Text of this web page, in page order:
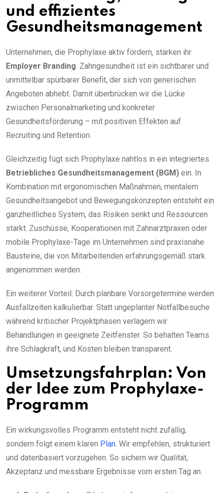
und effizientes
Gesundheitsmanagement
Unternehmen, die Prophylaxe aktiv fördern, stärken ihr
Employer Branding. Zahngesundheit ist ein sichtbarer und
unmittelbar spürbarer Benefit, der sich von generischen
Angeboten abhebt. Damit überbrücken wir die Lücke
zwischen Personalmarketing und konkreter
Gesundheitsförderung – mit positiven Effekten auf
Recruiting und Retention.
Gleichzeitig fügt sich Prophylaxe nahtlos in ein integriertes
Betriebliches Gesundheitsmanagement (BGM) ein. In
Kombination mit ergonomischen Maßnahmen, mentalem
Gesundheitsangebot und Bewegungskonzepten entsteht ein
ganzheitliches System, das Risiken senkt und Ressourcen
stärkt. Zuschüsse, Kooperationen mit Zahnarztpraxen oder
mobile Prophylaxe-Tage im Unternehmen sind praxisnahe
Bausteine, die von Mitarbeitenden erfahrungsgemäß stark
angenommen werden.
Ein weiterer Vorteil: Durch planbare Vorsorgetermine werden
Ausfallzeiten kalkulierbar. Statt ungeplanter Notfallbesuche
während kritischer Projektphasen verlagern wir
Behandlungen in geeignete Zeitfenster. So behalten Teams
ihre Schlagkraft, und Kosten bleiben transparent.
Umsetzungsfahrplan: Von
der Idee zum Prophylaxe-
Programm
Ein wirkungsvolles Programm entsteht nicht zufällig,
sondern folgt einem klaren Plan. Wir empfehlen, strukturiert
und datenbasiert vorzugehen. So sichern wir Qualität,
Akzeptanz und messbare Ergebnisse vom ersten Tag an.